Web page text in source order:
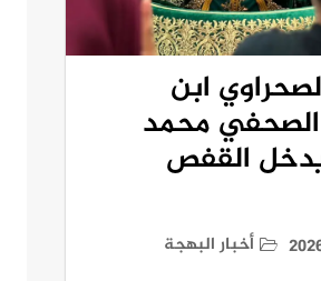
ابن
محمد
القفص
أخبار البهجة